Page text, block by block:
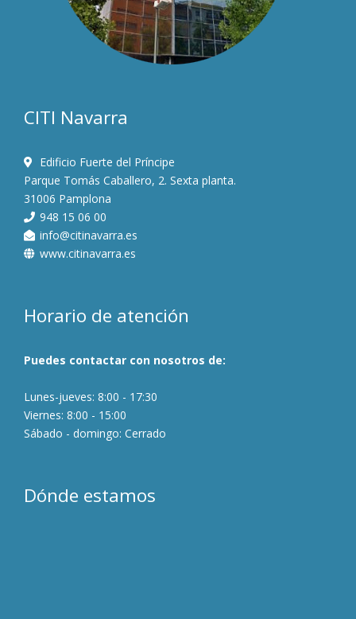
CITI Navarra
Edificio Fuerte del Príncipe
Parque Tomás Caballero, 2. Sexta planta.
31006 Pamplona
948 15 06 00
info@citinavarra.es
www.citinavarra.es
Horario de atención
Puedes contactar con nosotros de:
Lunes-jueves: 8:00 - 17:30
Viernes: 8:00 - 15:00
Sábado - domingo: Cerrado
Dónde estamos